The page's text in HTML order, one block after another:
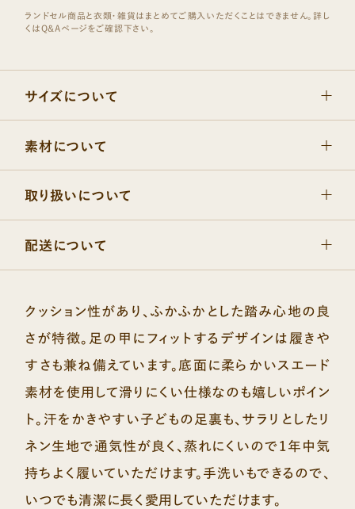
サイズについて
素材について
取り扱いについて
配送について
クッション性があり、ふかふかとした踏み心地の良
さが特徴。足の甲にフィットするデザインは履きや
すさも兼ね備えています。底面に柔らかいスエード
素材を使用して滑りにくい仕様なのも嬉しいポイン
ト。汗をかきやすい子どもの足裏も、サラリとしたリ
ネン生地で通気性が良く、蒸れにくいので1年中気
持ちよく履いていただけます。手洗いもできるので、
いつでも清潔に長く愛用していただけます。